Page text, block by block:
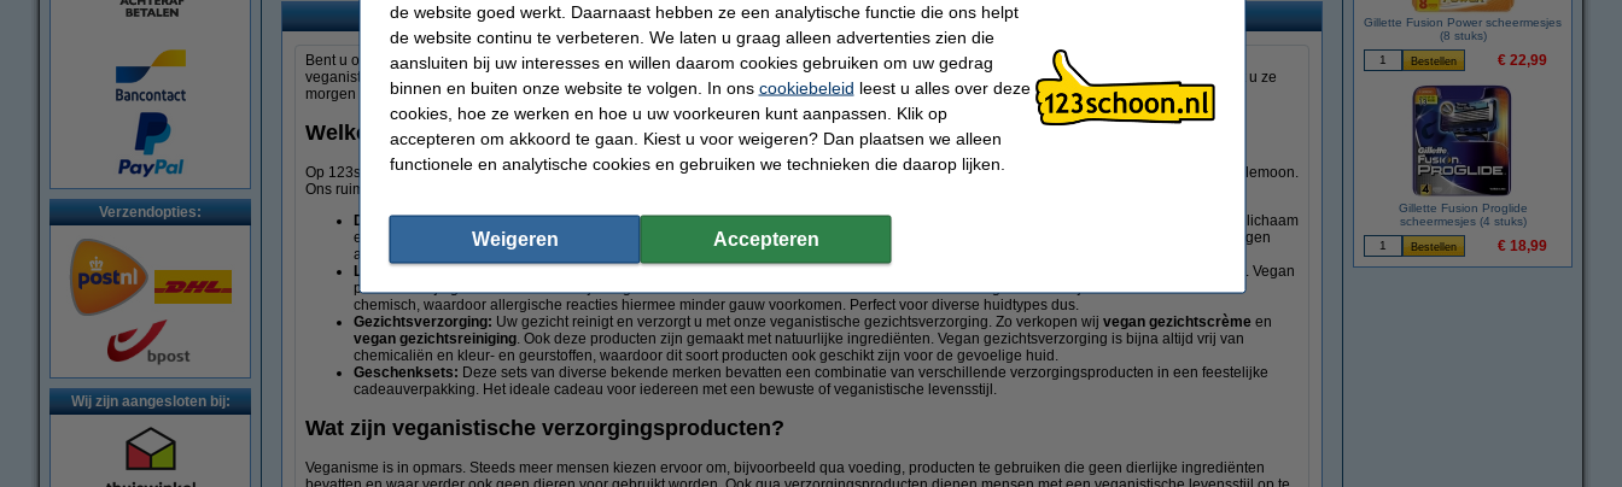
Verzendopties:
Wij zijn aangesloten bij:
Bestel vegan verzorgingsproducten op 123schoon.nl
Bent u op zoek naar vegan verzorgingsproducten? Bekijk dan ons uitgebreide aanbod. Deze producten zijn geschikt voor iedereen met een
veganistische levensstijl, bevatten geen dierlijke ingrediënten en zijn bovendien ook proefdiervrij. En als u ze in onze webshop bestelt, ontvangt u ze
morgen al in huis.
Welke vegan verzorgingsproducten zijn er?
Op 123schoon.nl koopt u diverse vegan verzorgingsproducten van bekende duurzame merken als Marcel's Greep Soap, Human+Kind en Treaclemoon.
Ons ruime assortiment bestaat uit de volgende producten:
Doucheproducten:In onze webshop koopt u onder anderevegan shampoo,vegan douchegel
, waarmee uw lichaam
en haar gereinigd kunnen worden tijdens het douchen. Deze producten zijn voorzien van prettige geuren, die een extra dimensie toevoegen
aan iedere douchebeurt.
Lichaamsverzorging:De rest van uw lichaam verzorgt en voedt u met onzevegan bodycrème
. Vegan
producten zijn gemaakt van natuurlijke ingrediënten en hierdoor zacht en mild voor de huid. De ingrediënten zijn vaak een stuk minder
chemisch, waardoor allergische reacties hiermee minder gauw voorkomen. Perfect voor diverse huidtypes dus.
Gezichtsverzorging: Uw gezicht reinigt en verzorgt u met onze veganistische gezichtsverzorging. Zo verkopen wij vegan gezichtscrème en
vegan gezichtsreiniging. Ook deze producten zijn gemaakt met natuurlijke ingrediënten. Vegan gezichtsverzorging is bijna altijd vrij van
chemicaliën en kleur- en geurstoffen, waardoor dit soort producten ook geschikt zijn voor de gevoelige huid.
Geschenksets: Deze sets van diverse bekende merken bevatten een combinatie van verschillende verzorgingsproducten in een feestelijke
cadeauverpakking. Het ideale cadeau voor iedereen met een bewuste of veganistische levensstijl.
Wat zijn veganistische verzorgingsproducten?
Veganisme is in opmars. Steeds meer mensen kiezen ervoor om, bijvoorbeeld qua voeding, producten te gebruiken die geen dierlijke ingrediënten
Gillette Fusion Power scheermesjes
(8 stuks)
€ 22,99
Gillette Fusion Proglide
scheermesjes (4 stuks)
€ 18,99
de website goed werkt. Daarnaast hebben ze een analytische functie die ons helpt
de website continu te verbeteren. We laten u graag alleen advertenties zien die
aansluiten bij uw interesses en willen daarom cookies gebruiken om uw gedrag
binnen en buiten onze website te volgen. In ons cookiebeleid leest u alles over deze
cookies, hoe ze werken en hoe u uw voorkeuren kunt aanpassen. Klik op
accepteren om akkoord te gaan. Kiest u voor weigeren? Dan plaatsen we alleen
functionele en analytische cookies en gebruiken we technieken die daarop lijken.
Weigeren Accepteren